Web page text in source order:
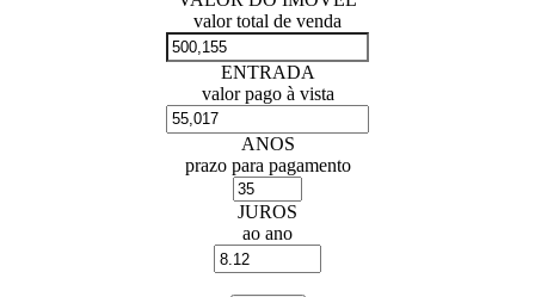
valor total de venda
ENTRADA
valor pago à vista
ANOS
prazo para pagamento
JUROS
ao ano